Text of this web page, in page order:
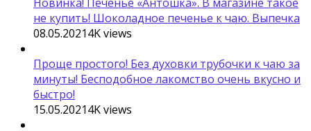
не купить! Шоколадное печенье к чаю. Выпечка
08.05.20214Kviews
Проще простого! Без духовки трубочки к чаю за
минуты! Бесподобное лакомство очень вкусно и
быстро!
15.05.20214Kviews